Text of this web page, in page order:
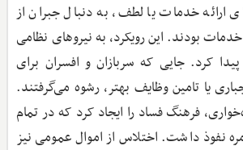
ارائه خدمات یا لطف، به دنبال جبران از
بودند. این رویکرد، به نیروهای نظامی
کرد. جایی که سربازان و افسران برای
یا تامین وظایف بهتر، رشوه می‌گرفتند.
فرهنگ فساد را ایجاد کرد که در تمام
نفوذ داشت. اختلاس از اموال عمومی نیز